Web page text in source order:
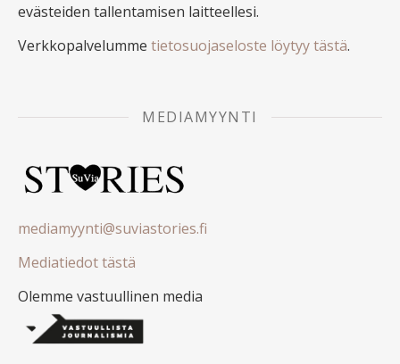
evästeiden tallentamisen laitteellesi.
Verkkopalvelumme tietosuojaseloste löytyy tästä.
MEDIAMYYNTI
mediamyynti@suviastories.fi
Mediatiedot tästä
Olemme vastuullinen media